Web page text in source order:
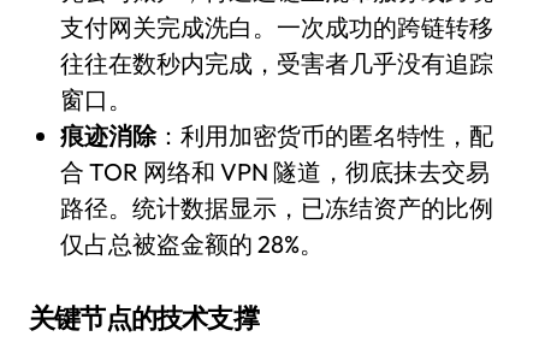
支付网关完成洗白。一次成功的跨链转移
往往在数秒内完成，受害者几乎没有追踪
窗口。
痕迹消除：利用加密货币的匿名特性，配
合 TOR 网络和 VPN 隧道，彻底抹去交易
路径。统计数据显示，已冻结资产的比例
仅占总被盗金额的 28%。
关键节点的技术支撑